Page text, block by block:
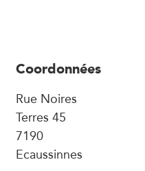
Coordonnées
Rue Noires
Terres 45
7190
Ecaussinnes